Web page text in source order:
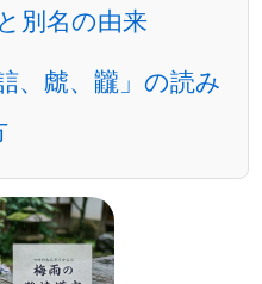
別名の由来
、虤、龖」の読み